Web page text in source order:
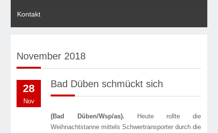
Kontakt
November 2018
28
Nov
Bad Düben schmückt sich
(Bad Düben/Wsp/as).
Heute rollte die
Weihnachtstanne mittels Schwertransporter durch die